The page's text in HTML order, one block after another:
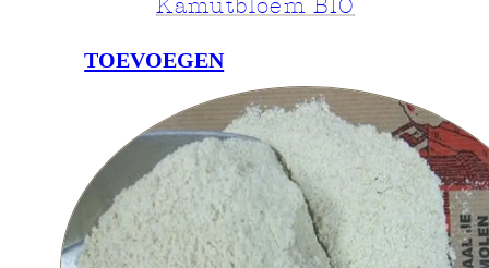
TOEVOEGEN